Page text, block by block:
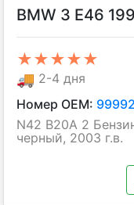
BMW 3 E46
★★★★★
🚚 2-4 дня
Номер OEM:
N42 B20A 2
черный, 2003 г.в.